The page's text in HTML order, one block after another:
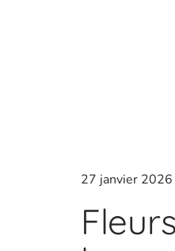
27 janvier 2026